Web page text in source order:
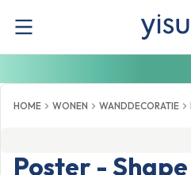
HOME WONEN WANDDECORATIE
Poster -